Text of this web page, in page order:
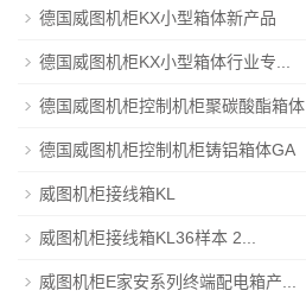
德国威图机柜KX小型箱体新产品
德国威图机柜KX小型箱体行业专...
德国威图机柜控制机柜聚碳酸酯箱体
德国威图机柜控制机柜铸铝箱体GA
威图机柜接线箱KL
威图机柜接线箱KL36样本 2...
威图机柜E家安系列终端配电箱产...